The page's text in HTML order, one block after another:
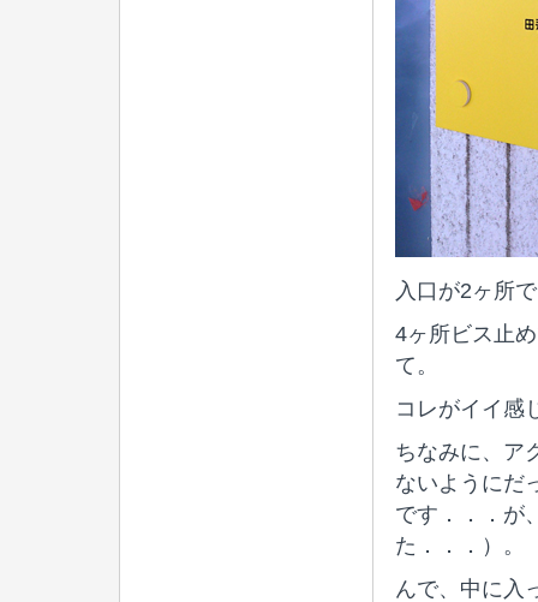
入口が2ヶ所
4ヶ所ビス止
て。
コレがイイ感
ちなみに、ア
ないようにだ
です．．．が
た．．．）。
んで、中に入